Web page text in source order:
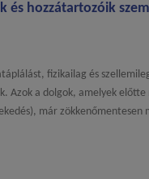
és hozzátartozóik
fizikailag és
Azok a dolgok, amelyek
már zökkenőmentesen